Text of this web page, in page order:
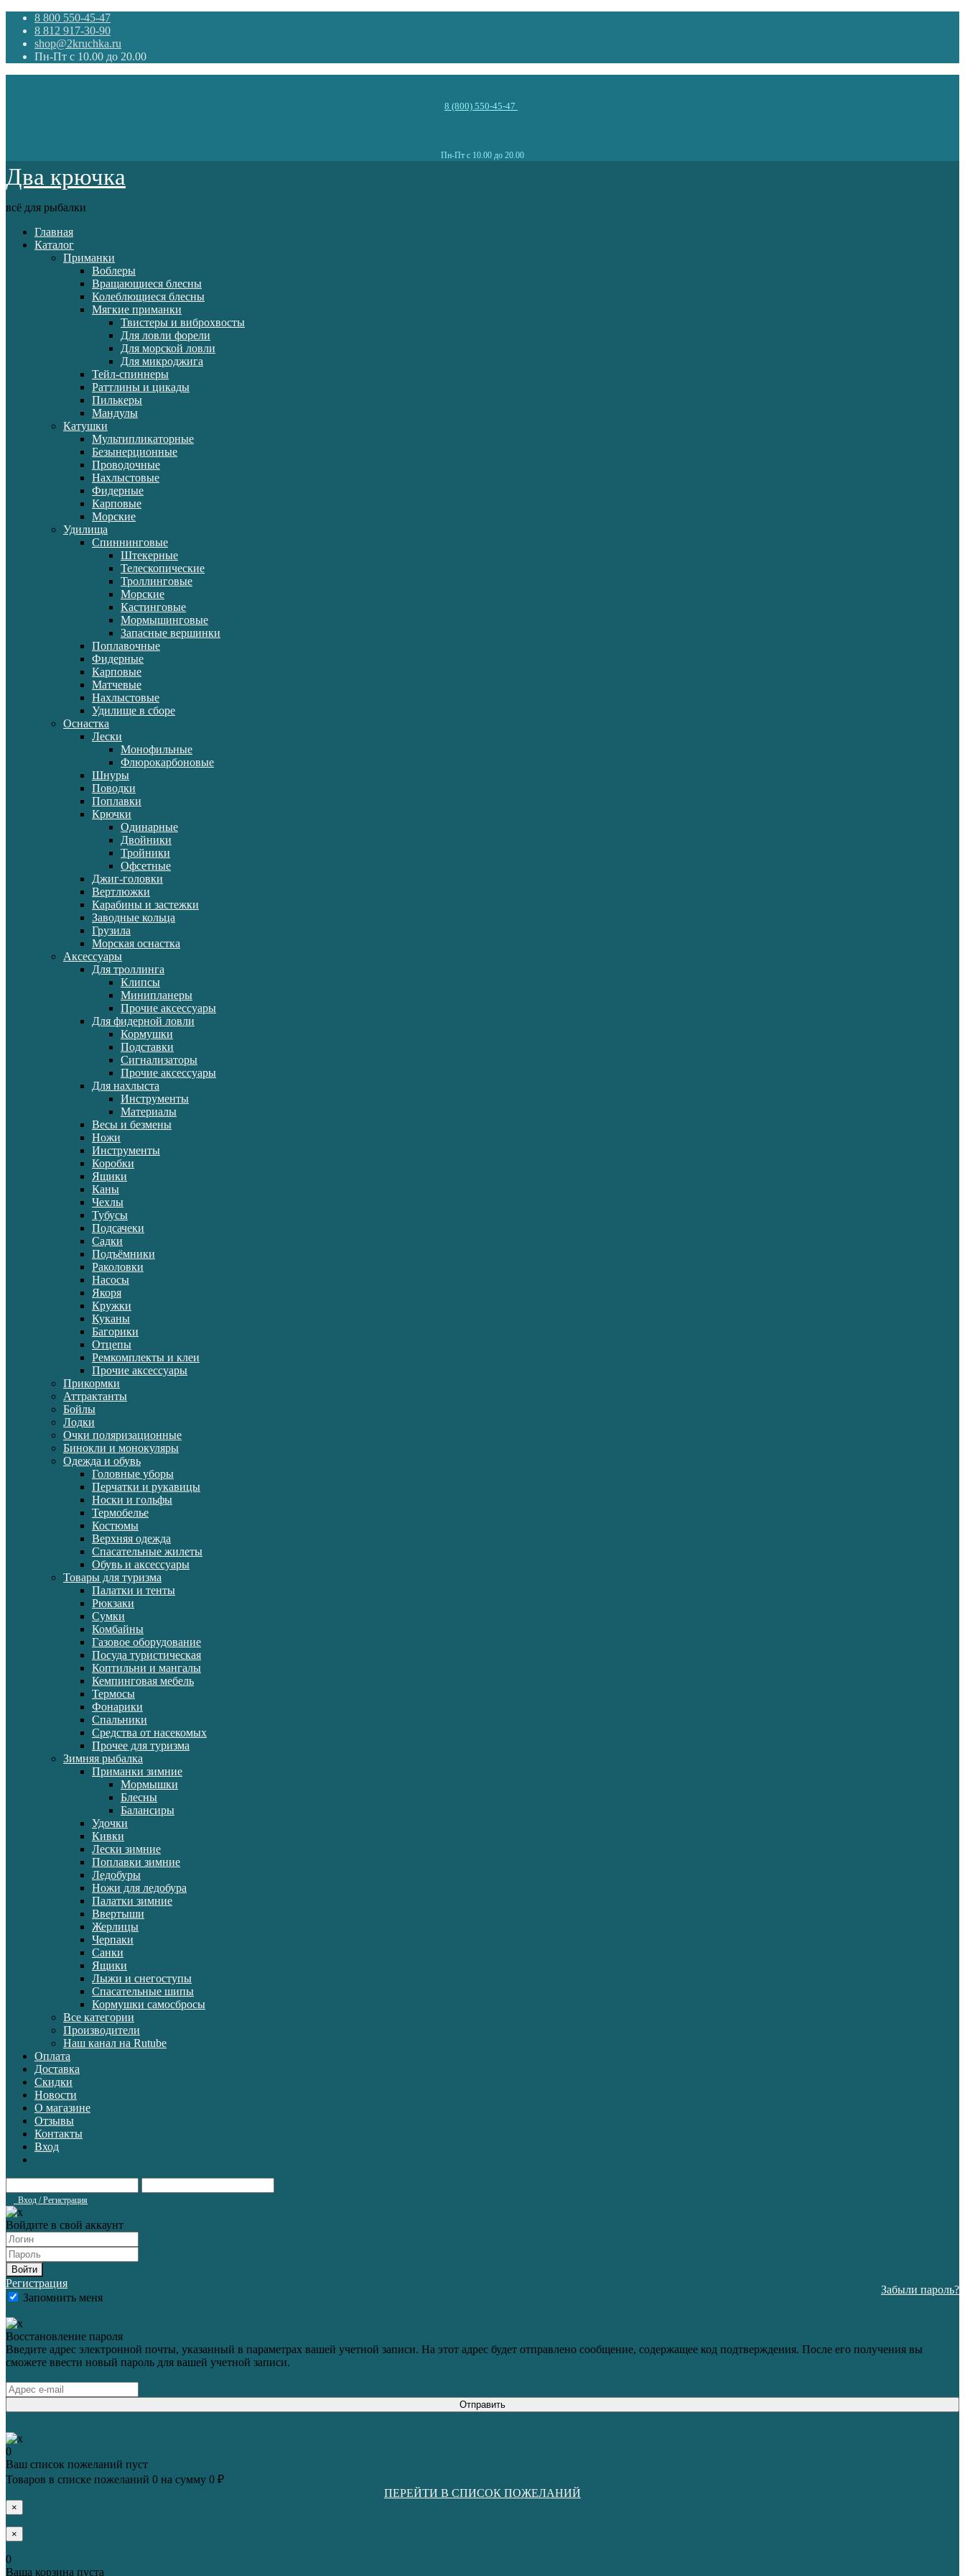
8 800 550-45-47
8 812 917-30-90
shop@2kruchka.ru
Пн-Пт с 10.00 до 20.00
8 (800) 550-45-47
Пн-Пт с 10.00 до 20.00
Два крючка
всё для рыбалки
Главная
Каталог
Приманки
Воблеры
Вращающиеся блесны
Колеблющиеся блесны
Мягкие приманки
Твистеры и виброхвосты
Для ловли форели
Для морской ловли
Для микроджига
Тейл-спиннеры
Раттлины и цикады
Пилькеры
Мандулы
Катушки
Мультипликаторные
Безынерционные
Проводочные
Нахлыстовые
Фидерные
Карповые
Морские
Удилища
Спиннинговые
Штекерные
Телескопические
Троллинговые
Морские
Кастинговые
Мормышинговые
Запасные вершинки
Поплавочные
Фидерные
Карповые
Матчевые
Нахлыстовые
Удилище в сборе
Оснастка
Лески
Монофильные
Флюрокарбоновые
Шнуры
Поводки
Поплавки
Крючки
Одинарные
Двойники
Тройники
Офсетные
Джиг-головки
Вертлюжки
Карабины и застежки
Заводные кольца
Грузила
Морская оснастка
Аксессуары
Для троллинга
Клипсы
Минипланеры
Прочие аксессуары
Для фидерной ловли
Кормушки
Подставки
Сигнализаторы
Прочие аксессуары
Для нахлыста
Инструменты
Материалы
Весы и безмены
Ножи
Инструменты
Коробки
Ящики
Каны
Чехлы
Тубусы
Подсачеки
Садки
Подъёмники
Раколовки
Насосы
Якоря
Кружки
Куканы
Багорики
Отцепы
Ремкомплекты и клеи
Прочие аксессуары
Прикормки
Аттрактанты
Бойлы
Лодки
Очки поляризационные
Бинокли и монокуляры
Одежда и обувь
Головные уборы
Перчатки и рукавицы
Носки и гольфы
Термобелье
Костюмы
Верхняя одежда
Спасательные жилеты
Обувь и аксессуары
Товары для туризма
Палатки и тенты
Рюкзаки
Сумки
Комбайны
Газовое оборудование
Посуда туристическая
Коптильни и мангалы
Кемпинговая мебель
Термосы
Фонарики
Спальники
Средства от насекомых
Прочее для туризма
Зимняя рыбалка
Приманки зимние
Мормышки
Блесны
Балансиры
Удочки
Кивки
Лески зимние
Поплавки зимние
Ледобуры
Ножи для ледобура
Палатки зимние
Ввертыши
Жерлицы
Черпаки
Санки
Ящики
Лыжи и снегоступы
Спасательные шипы
Кормушки самосбросы
Все категории
Производители
Наш канал на Rutube
Оплата
Доставка
Скидки
Новости
О магазине
Отзывы
Контакты
Вход
Вход / Регистрация
Войдите в свой аккаунт
Войти
Регистрация
Запомнить меня
Забыли пароль?
Восстановление пароля
Введите адрес электронной почты, указанный в параметрах вашей учетной записи. На этот адрес будет отправлено сообщение, содержащее код подтверждения. После его получения вы
сможете ввести новый пароль для вашей учетной записи.
Отправить
0
Ваш список пожеланий пуст
Товаров в списке пожеланий 0 на сумму 0 ₽
ПЕРЕЙТИ В СПИСОК ПОЖЕЛАНИЙ
×
×
0
Ваша корзина пуста